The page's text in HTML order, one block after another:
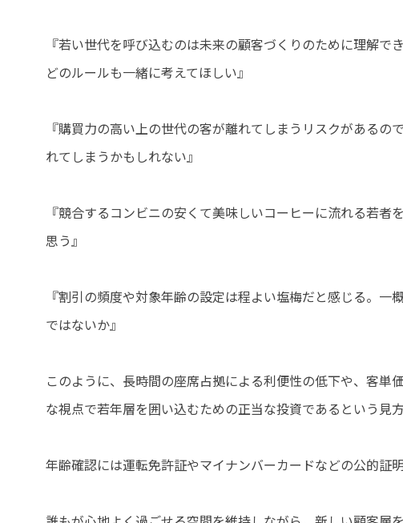
『若い世代を呼び込むのは未来の顧客づくりのために理解
どのルールも一緒に考えてほしい』
『購買力の高い上の世代の客が離れてしまうリスクがある
れてしまうかもしれない』
『競合するコンビニの安くて美味しいコーヒーに流れる若
思う』
『割引の頻度や対象年齢の設定は程よい塩梅だと感じる。
ではないか』
このように、長時間の座席占拠による利便性の低下や、客
な視点で若年層を囲い込むための正当な投資であるという見方
年齢確認には運転免許証やマイナンバーカードなどの公的証